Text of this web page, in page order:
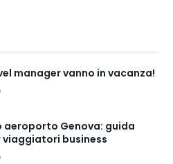
manager vanno in vacanza!
aeroporto Genova: guida
business